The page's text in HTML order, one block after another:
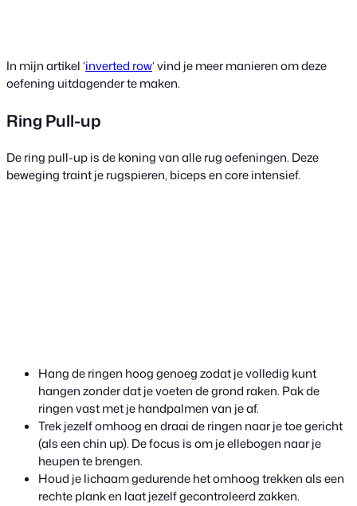
In mijn artikel ‘inverted row‘ vind je meer manieren om deze
oefening uitdagender te maken.
Ring Pull-up
De ring pull-up is de koning van alle rug oefeningen. Deze
beweging traint je rugspieren, biceps en core intensief.
Hang de ringen hoog genoeg zodat je volledig kunt
hangen zonder dat je voeten de grond raken. Pak de
ringen vast met je handpalmen van je af.
Trek jezelf omhoog en draai de ringen naar je toe gericht
(als een chin up). De focus is om je ellebogen naar je
heupen te brengen.
Houd je lichaam gedurende het omhoog trekken als een
rechte plank en laat jezelf gecontroleerd zakken.